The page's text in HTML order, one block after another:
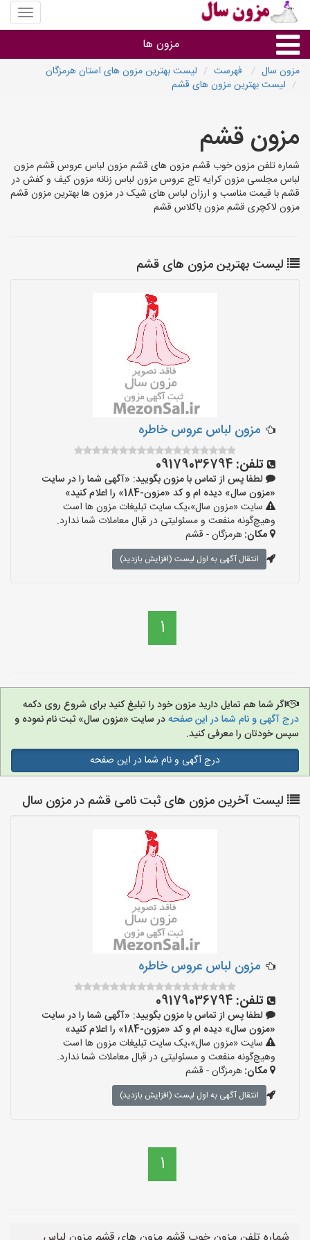
منوی
سایت
سال
مزون ها
مزون سال فهرست
لیست بهترین مزون های استان هرمزگان
لیست بهترین مزون های قشم
مزون قشم
شماره تلفن مزون خوب قشم مزون های قشم مزون لباس عروس قشم مزون
لباس مجلسی مزون کرایه تاج عروس مزون لباس زنانه مزون کیف و کفش در
قشم با قیمت مناسب و ارزان لباس های شیک در مزون ها بهترین مزون قشم
مزون لاکچری قشم مزون باکلاس قشم
لیست بهترین مزون های قشم
مزون لباس عروس خاطره
تلفن: 09179036794
لطفا پس از تماس با مزون بگویید: «آگهی شما را در سایت
«مزون سال» دیده ام و کد «مزون-184» را اعلام کنید»
سایت «مزون سال»،یک سایت تبلیغات مزون ها است
وهیچ‌گونه منفعت و مسئولیتی در قبال معاملات شما ندارد.
مکان:هرمزگان - قشم
انتقال آگهی به اول لیست (افزایش بازدید)
1
اگر شما هم تمایل دارید مزون خود را تبلیغ کنید برای شروع روی دکمه
درج آگهی و نام شما در این صفحهدر سایت «مزون سال» ثبت نام نموده و
سپس خودتان را معرفی کنید.
درج آگهی و نام شما در این صفحه
لیست آخرین مزون های ثبت نامی قشم در مزون سال
مزون لباس عروس خاطره
تلفن: 09179036794
لطفا پس از تماس با مزون بگویید: «آگهی شما را در سایت
«مزون سال» دیده ام و کد «مزون-184» را اعلام کنید»
سایت «مزون سال»،یک سایت تبلیغات مزون ها است
وهیچ‌گونه منفعت و مسئولیتی در قبال معاملات شما ندارد.
مکان:هرمزگان - قشم
انتقال آگهی به اول لیست (افزایش بازدید)
1